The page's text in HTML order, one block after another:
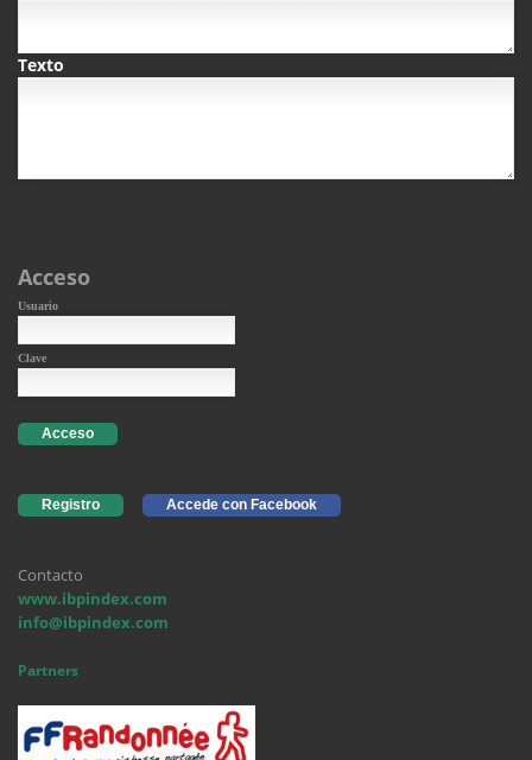
Texto
Acceso
Usuario
Clave
Acceso
Registro Accede con Facebook
Contacto
www.ibpindex.com
info@ibpindex.com
Partners